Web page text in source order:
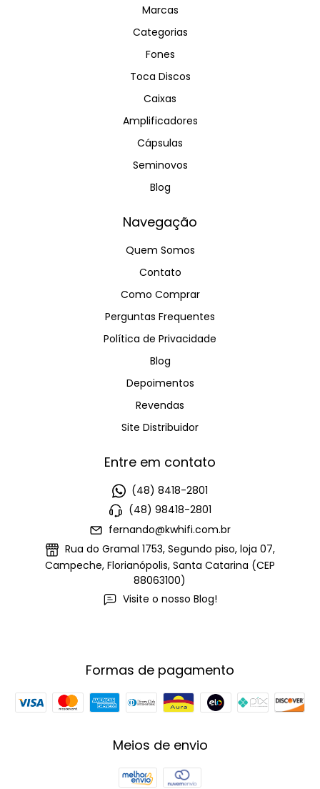
Marcas
Categorias
Fones
Toca Discos
Caixas
Amplificadores
Cápsulas
Seminovos
Blog
Navegação
Quem Somos
Contato
Como Comprar
Perguntas Frequentes
Política de Privacidade
Blog
Depoimentos
Revendas
Site Distribuidor
Entre em contato
(48) 8418-2801
(48) 98418-2801
fernando@kwhifi.com.br
Rua do Gramal 1753, Segundo piso, loja 07,
Campeche, Florianópolis, Santa Catarina (CEP
88063100)
Visite o nosso Blog!
Formas de pagamento
Meios de envio